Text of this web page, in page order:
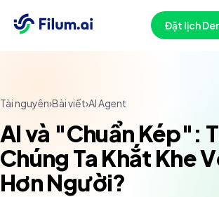
Đặt lịch
Tài nguyên›Bài viết›AI Agent
AI và "Chuẩn Kép":
Chúng Ta Khắt Khe
Hơn Người?